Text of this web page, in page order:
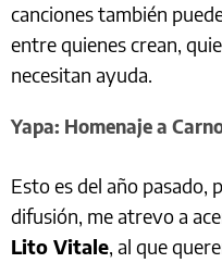
canciones también
entre quienes crean,
necesitan ayuda.
Yapa: Homenaje a
Esto es del año pasado,
difusión, me atrevo a
Lito Vitale, al que